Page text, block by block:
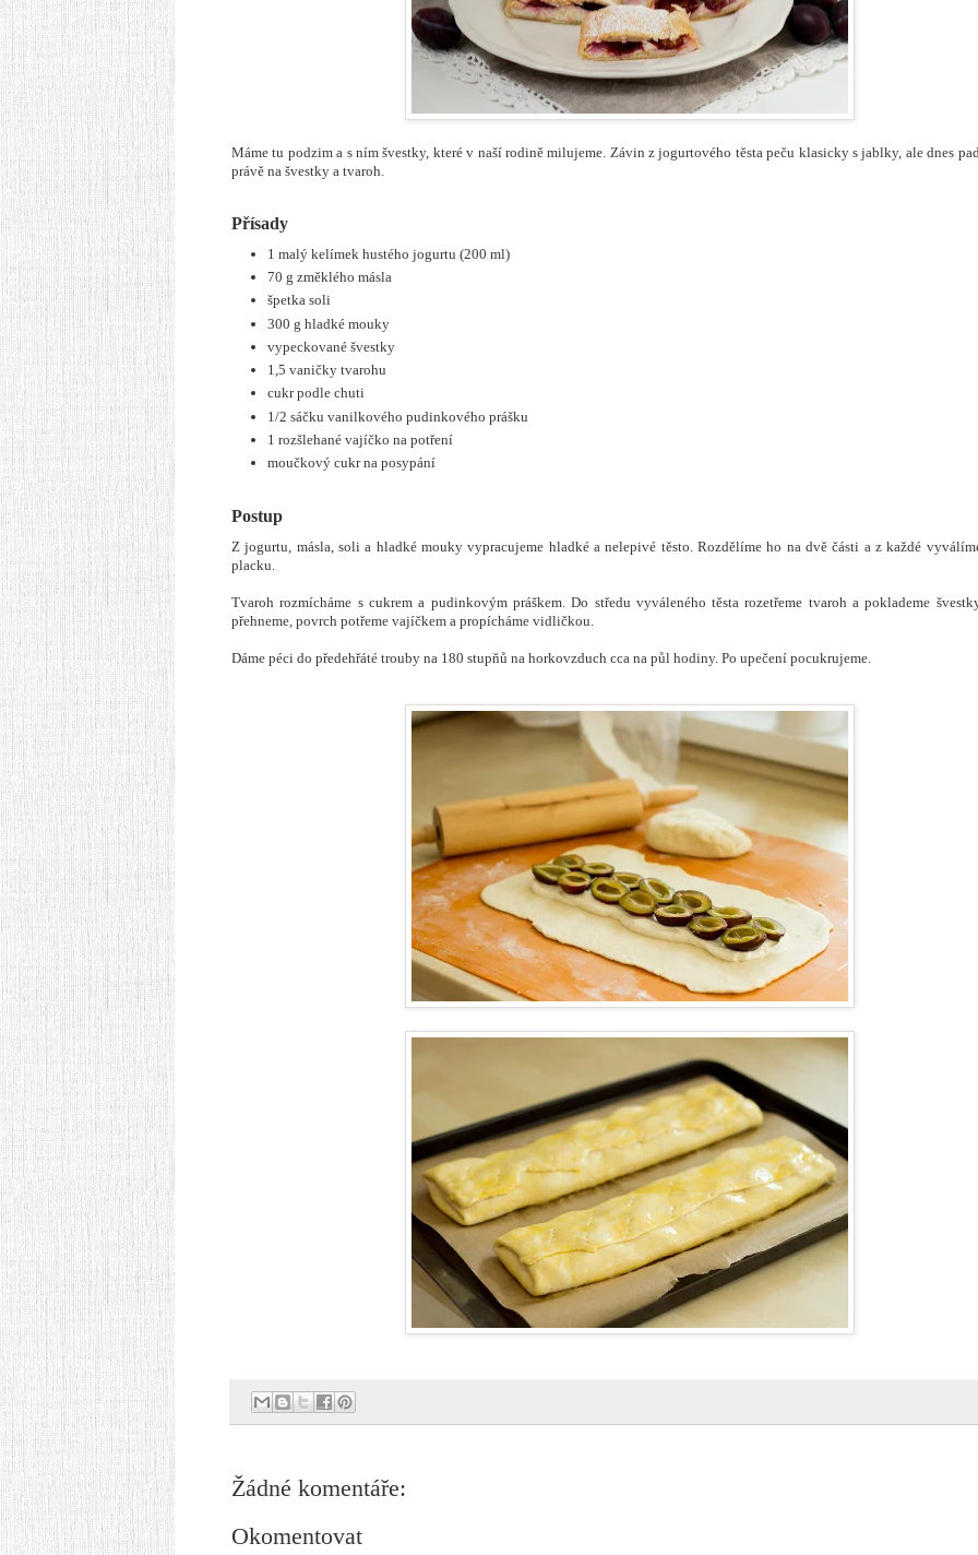
Máme tu podzim a s ním švestky, které v naší rodině milujeme. Závin z jogurtového těsta peču klasicky s jablky, ale dnes
právě na švestky a tvaroh.
Přísady
1 malý kelímek hustého jogurtu (200 ml)
70 g změklého másla
špetka soli
300 g hladké mouky
vypeckované švestky
1,5 vaničky tvarohu
cukr podle chuti
1/2 sáčku vanilkového pudinkového prášku
1 rozšlehané vajíčko na potření
moučkový cukr na posypání
Postup
Z jogurtu, másla, soli a hladké mouky vypracujeme hladké a nelepivé těsto. Rozdělíme ho na dvě části a z každé
placku.
Tvaroh rozmícháme s cukrem a pudinkovým práškem. Do středu vyváleného těsta rozetřeme tvaroh a poklademe
přehneme, povrch potřeme vajíčkem a propícháme vidličkou.
Dáme péci do předehřáté trouby na 180 stupňů na horkovzduch cca na půl hodiny. Po upečení pocukrujeme.
Žádné komentáře:
Okomentovat